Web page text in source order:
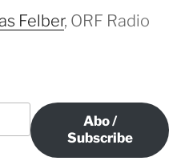
Felber, ORF Radio
Abo /
Subscribe